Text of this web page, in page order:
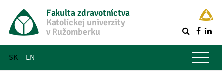
Fakulta zdravotníctva
Katolíckej univerzity
v Ružomberku
SK EN
Hlavné menu